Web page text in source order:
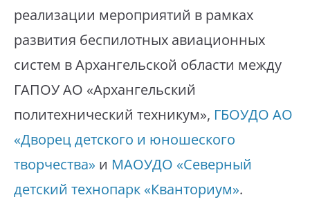
реализации мероприятий в рамках
развития беспилотных авиационных
систем в Архангельской области между
ГАПОУ АО «Архангельский
политехнический техникум», ГБОУДО АО
«Дворец детского и юношеского
творчества» и МАОУДО «Северный
детский технопарк «Кванториум».